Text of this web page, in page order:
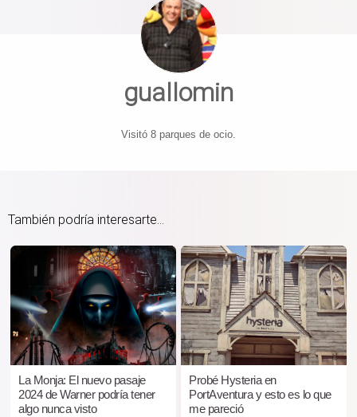
guallomin
Visitó 8 parques de ocio.
También podría interesarte...
La Monja: El nuevo pasaje
2024 de Warner podría tener
algo nunca visto
Probé Hysteria en
PortAventura y esto es lo que
me pareció